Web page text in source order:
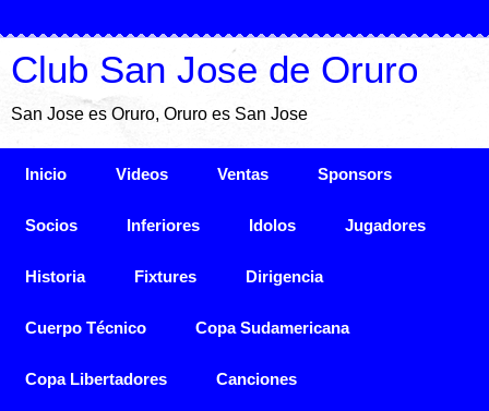
Club San Jose de Oruro
San Jose es Oruro, Oruro es San Jose
Inicio Videos Ventas Sponsors
Socios Inferiores Idolos Jugadores
Historia Fixtures Dirigencia
Cuerpo Técnico Copa Sudamericana
Copa Libertadores Canciones